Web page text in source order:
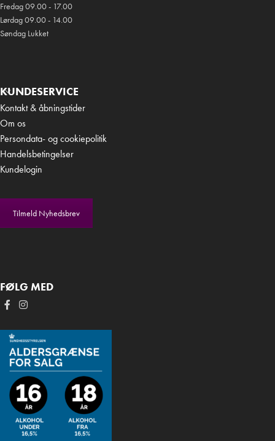
Fredag 09.00 - 17.00
Lørdag 09.00 - 14.00
Søndag Lukket
KUNDESERVICE
Kontakt & åbningstider
Om os
Persondata- og cookiepolitik
Handelsbetingelser
Kundelogin
Tilmeld Nyhedsbrev
FØLG MED